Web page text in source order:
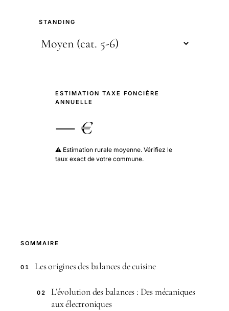
STANDING
ESTIMATION TAXE FONCIÈRE
ANNUELLE
— €
⚠️ Estimation rurale moyenne. Vérifiez le
taux exact de votre commune.
SOMMAIRE
01 Les origines des balances de cuisine
02
L’évolution des balances : Des mécaniques
aux électroniques